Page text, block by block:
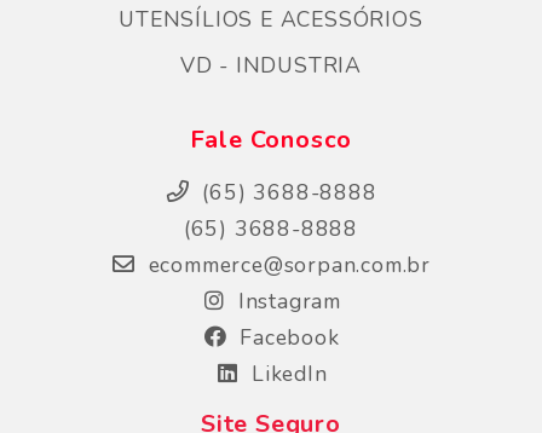
UTENSÍLIOS E ACESSÓRIOS
VD - INDUSTRIA
Fale Conosco
(65) 3688-8888
(65) 3688-8888
ecommerce@sorpan.com.br
Instagram
Facebook
LikedIn
Site Seguro